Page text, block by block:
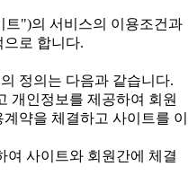
트")의 서비스의 이용조건과
로 합니다.
정의는 다음과 같습니다.
개인정보를 제공하여 회원
약을 체결하고 사이트를 이
사이트와 회원간에 체결